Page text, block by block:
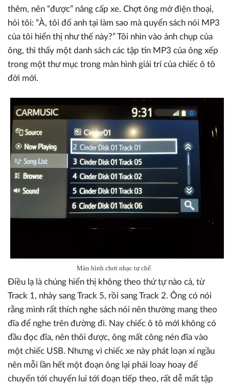
thêm, nên “được” nâng cấp xe. Chợt ông mở điện thoại,
hỏi tôi: “À, tôi đố anh tại làm sao mà quyển sách nói MP3
của tôi hiển thị như thế này?” Tôi nhìn vào ảnh chụp của
ông, thì thấy một danh sách các tập tin MP3 của ông xếp
trong một thư mục trong màn hình giải trí của chiếc ô tô
đời mới.
Màn hình chơi nhạc tự chế.
Điều lạ là chúng hiển thị không theo thứ tự nào cả, từ
Track 1, nhảy sang Track 5, rồi sang Track 2. Ông có nói
rằng mình rất thích nghe sách nói nên thường mang theo
đĩa để nghe trên đường đi. Nay chiếc ô tô mới không có
đầu đọc đĩa, nên thôi được, ông mất công nén đĩa vào
một chiếc USB. Nhưng vì chiếc xe này phát loạn xí ngầu
nên mỗi lần hết một đoạn ông lại phải loay hoay để
chuyển tới chuyển lui tới đoạn tiếp theo, rất dễ mất tập